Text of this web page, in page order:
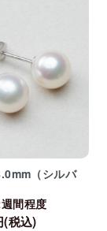
（シルバ
間程度
税込)